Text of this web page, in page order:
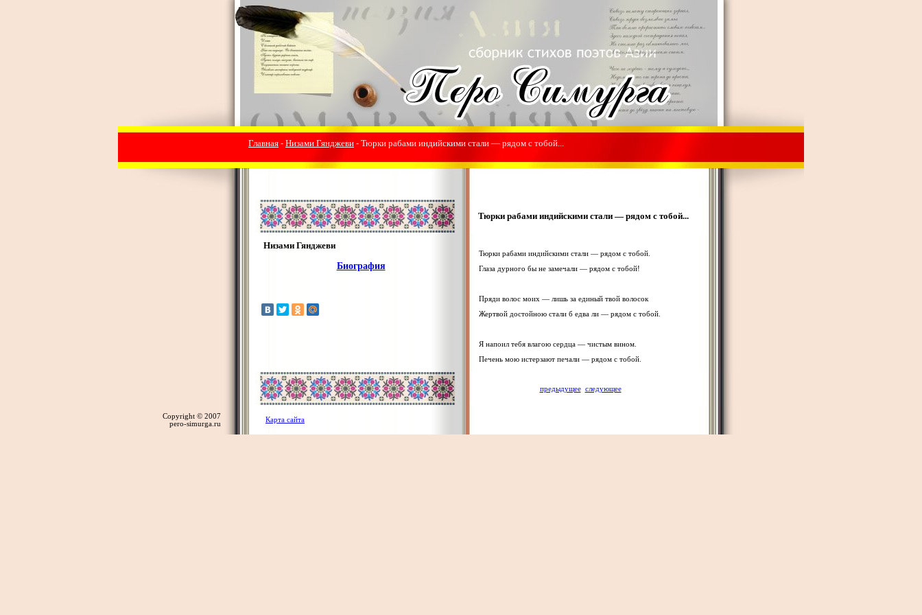
Главная - Низами Гянджеви - Тюрки рабами индийскими стали — рядом с тобой...
Тюрки рабами индийскими стали — рядом с тобой...
Низами Гянджеви
Биография
Тюрки рабами индийскими стали — рядом с тобой.
Глаза дурного бы не замечали — рядом с тобой!
Пряди волос моих — лишь за единый твой волосок
Жертвой достойною стали б едва ли — рядом с тобой.
Я напоил тебя влагою сердца — чистым вином.
Печень мою истерзают печали — рядом с тобой.
предыдущее следующее
Copyright © 2007
pero-simurga.ru
Карта сайта